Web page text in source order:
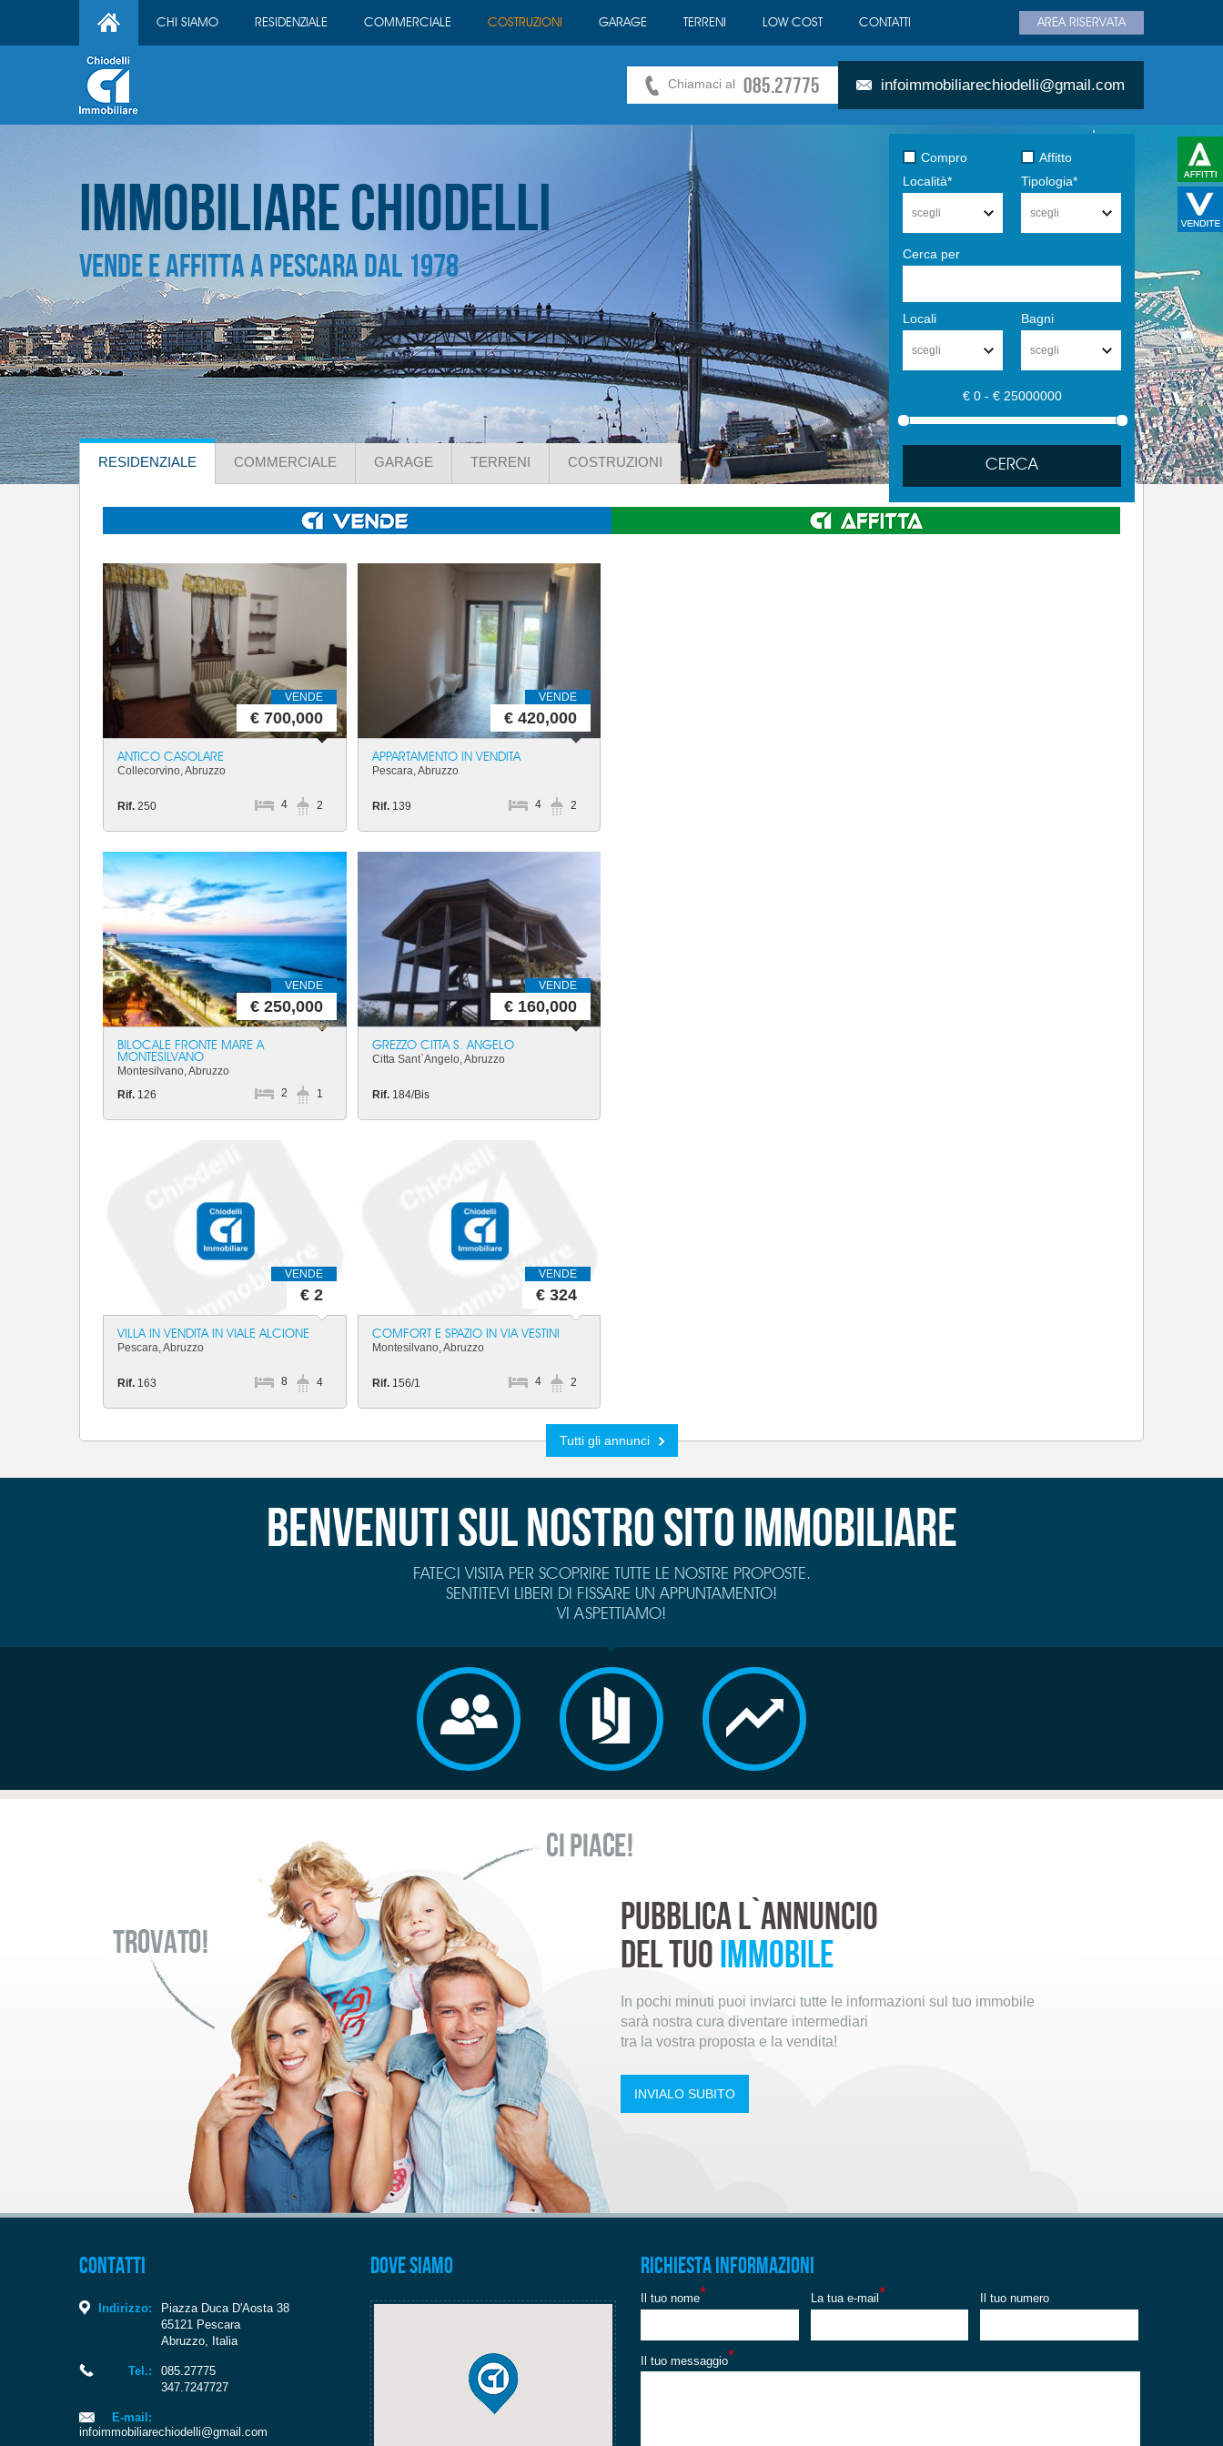
CHI SIAMO RESIDENZIALE COMMERCIALE COSTRUZIONI GARAGE TERRENI LOW COST CONTATTI AREA RISERVATA
infoimmobiliarechiodelli@gmail.com
Chiamaci al 085.27775
Immobiliare Chiodelli
vende e affitta a pescara DAL 1978
RESIDENZIALE COMMERCIALE GARAGE TERRENI COSTRUZIONI
Compro
Affitto
Località*
scegli
Tipologia*
scegli
Cerca per
Locali
scegli
Bagni
scegli
€ 0 - € 25000000
CERCA
VENDE
€ 700,000
ANTICO CASOLARE
Collecorvino, Abruzzo
Rif. 250 2
4
VENDE
€ 420,000
APPARTAMENTO IN VENDITA
Pescara, Abruzzo
Rif. 139 2
4
VENDE
€ 250,000
BILOCALE FRONTE MARE A
MONTESILVANO
Montesilvano, Abruzzo
Rif. 126 1
2
VENDE
€ 160,000
GREZZO CITTA S. ANGELO
Citta Sant`Angelo, Abruzzo
Rif. 184/Bis
VENDE
€ 2
VILLA IN VENDITA IN VIALE ALCIONE
Pescara, Abruzzo
Rif. 163 4
8
VENDE
€ 324
COMFORT E SPAZIO IN VIA VESTINI
Montesilvano, Abruzzo
Rif. 156/1 2
4
Tutti gli annunci
Benvenuti sul nostro sito immobiliare
FATECI VISITA PER SCOPRIRE TUTTE LE NOSTRE PROPOSTE.
SENTITEVI LIBERI DI FISSARE UN APPUNTAMENTO!
VI ASPETTIAMO!
Pubblica l`annuncio
del tuoimmobile
In pochi minuti puoi inviarci tutte le informazioni sul tuo immobile
sarà nostra cura diventare intermediari
tra la vostra proposta e la vendita!
INVIALO SUBITO
Contatti
Indirizzo:
Piazza Duca D'Aosta 38
65121 Pescara
Abruzzo, Italia
Tel.:
085.27775
347.7247727
E-mail:
infoimmobiliarechiodelli@gmail.com
Dove siamo Richiesta informazioni
Il tuo nome* La tua e-mail * Il tuo numero
Il tuo messaggio*